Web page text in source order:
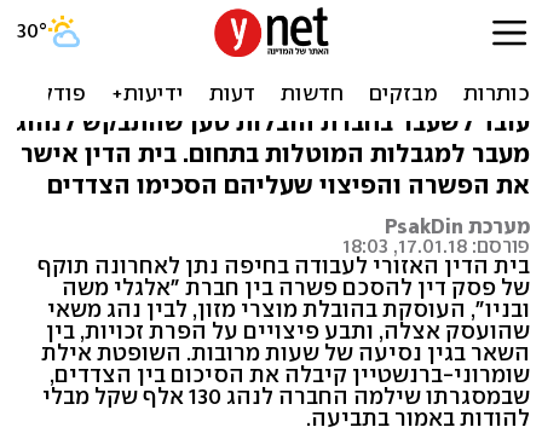
110 אלף ש' לנהג משאית: "על
הכביש מסביב לשעון"
עובד לשעבר בחברת הובלות טען שהתבקש לנהוג
מעבר למגבלות המוטלות בתחום. בית הדין אישר
את הפשרה והפיצוי שעליהם הסכימו הצדדים
מערכת PsakDin
פורסם: 17.01.18, 18:03
בית הדין האזורי לעבודה בחיפה נתן לאחרונה תוקף
של פסק דין להסכם פשרה בין חברת "אלגלי משה
ובניו", העוסקת בהובלת מוצרי מזון, לבין נהג משאי
שהועסק אצלה, ותבע פיצויים על הפרת זכויות, בין
השאר בגין נסיעה של שעות מרובות. השופטת אילת
שומרוני-ברנשטיין קיבלה את הסיכום בין הצדדים,
שבמסגרתו שילמה החברה לנהג 130 אלף שקל מבלי
להודות באמור בתביעה.